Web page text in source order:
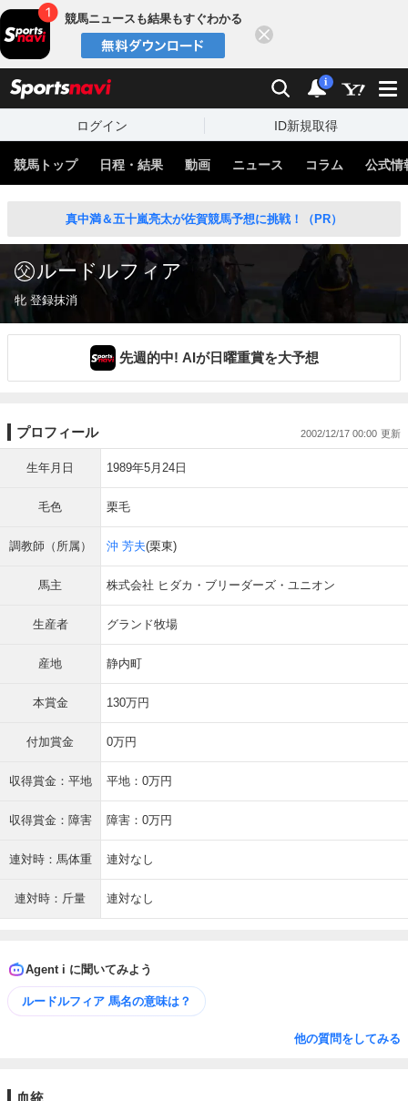
競馬ニュースも結果もすぐわかる
検索 通知
i
ログイン ID新規取得
競馬トップ 日程・結果 動画 ニュース コラム 公式情
真中満＆五十嵐亮太が佐賀競馬予想に挑戦！（PR）
ルードルフィア
牝 登録抹消
先週的中! AIが日曜重賞を大予想
プロフィール 2002/12/17 00:00
生年月日 1989年5月24日
毛色 栗毛
調教師（所属） 沖 芳夫(栗東)
馬主 株式会社 ヒダカ・ブリーダーズ・ユニオン
生産者 グランド牧場
産地 静内町
本賞金 130万円
付加賞金 0万円
収得賞金：平地 平地：0万円
収得賞金：障害 障害：0万円
連対時：馬体重 連対なし
連対時：斤量 連対なし
Agent i に聞いてみよう
ルードルフィア 馬名の意味は？
他の質問をしてみる
血統